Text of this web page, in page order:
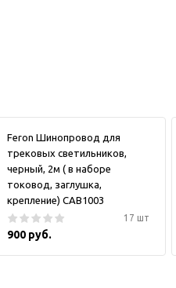
Feron Шинопровод для
трековых светильников,
черный, 2м ( в наборе
токовод, заглушка,
крепление) CAB1003
17 шт
900 руб.